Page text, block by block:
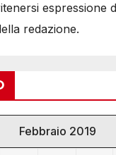
espressione
redazione.
Febbraio 2019